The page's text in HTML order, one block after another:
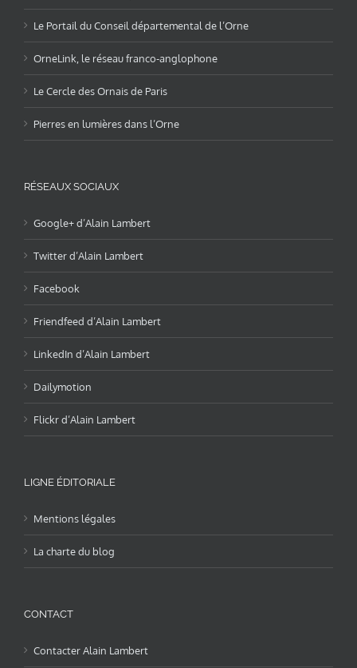
Le Portail du Conseil départemental de l’Orne
OrneLink, le réseau franco-anglophone
Le Cercle des Ornais de Paris
Pierres en lumières dans l’Orne
RÉSEAUX SOCIAUX
Google+ d’Alain Lambert
Twitter d’Alain Lambert
Facebook
Friendfeed d’Alain Lambert
LinkedIn d’Alain Lambert
Dailymotion
Flickr d’Alain Lambert
LIGNE ÉDITORIALE
Mentions légales
La charte du blog
CONTACT
Contacter Alain Lambert